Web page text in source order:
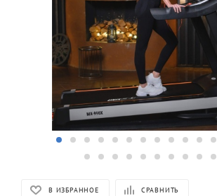
В ИЗБРАННОЕ СРАВНИТЬ